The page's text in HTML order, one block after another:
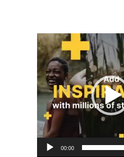
Video
oynatıcı
00:00